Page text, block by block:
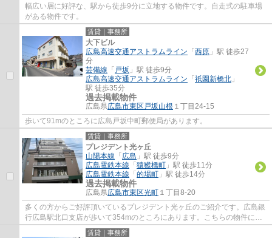
幅広い層に好評な、駅から徒歩9分に立地する物件です。自走式の駐車場
がある物件です。
賃貸｜事務所
大下ビル
広島高速交通アストラムライン 「 西原 」駅 徒歩27
分
芸備線 「 戸坂 」駅 徒歩9分
広島高速交通アストラムライン 「 祇園新橋北 」
駅 徒歩35分
過去掲載物件
広島県広島市東区 戸坂山根 １丁目24-15
歩いて91mのところに広島戸坂中町郵便局があります。
賃貸｜事務所
プレジデント光ヶ丘
山陽本線 「 広島 」駅 徒歩9分
広島電鉄本線 「 猿猴橋町 」駅 徒歩11分
広島電鉄本線 「 的場町 」駅 徒歩14分
過去掲載物件
広島県広島市東区光町 １丁目8-20
多くの方からご好評頂いているプレジデント光ヶ丘のご紹介です。広島銀
行広島駅北口支店が歩いて354mのところにあります。こちらの物件には
エレベーターがあります。こちらの物件から...
賃貸｜事務所